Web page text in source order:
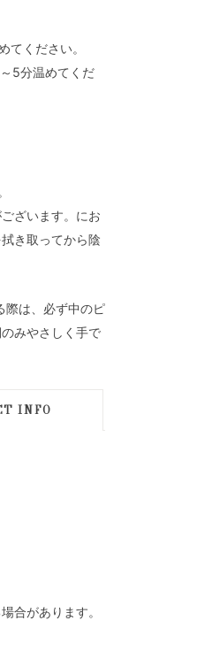
ください。
5分温めてくだ
ざいます。にお
き取ってから陰
際は、必ず中のピ
みやさしく手で
INFO
合があります。